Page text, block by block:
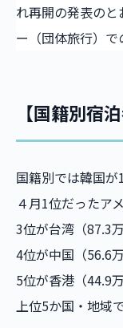
れ再開の発表の
ー（団体旅行）で
【国籍別宿
国籍別では韓国が
４月1位だったア
3位が台湾（87.3万
4位が中国（56.6万
5位が香港（44.9万
上位5か国・地域